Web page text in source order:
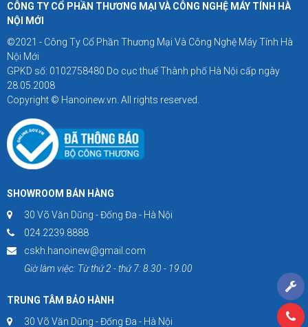
CÔNG TY CỔ PHẦN THƯƠNG MẠI VÀ CÔNG NGHỆ MÁY TÍNH HÀ
NỘI MỚI
©2021 - Công Ty Cổ Phần Thương Mại Và Công Nghệ Máy Tính Hà
Nội Mới
GPKD số: 0102758480 Do cục thuế Thành phố Hà Nội cấp ngày
28.05.2008
Copyright © Hanoinew.vn. All rights reserved.
SHOWROOM BÁN HÀNG
30 Võ Văn Dũng - Đống Đa - Hà Nội
024.2239.8888
cskh.hanoinew@gmail.com
Giờ làm việc: Từ thứ 2 - thứ 7: 8.30 - 19.00
TRUNG TÂM BẢO HÀNH
30 Võ Văn Dũng - Đống Đa - Hà Nội